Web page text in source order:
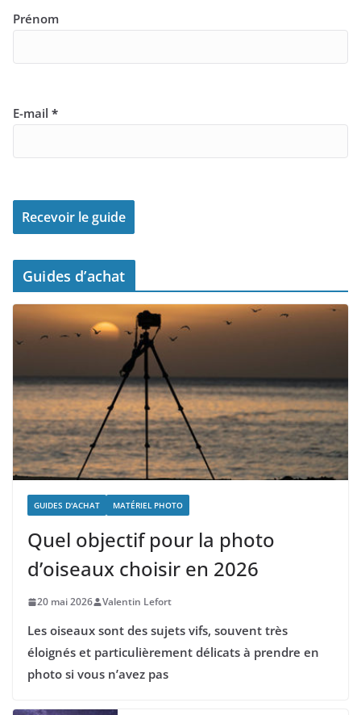
Prénom
E-mail *
Guides d’achat
GUIDES D'ACHAT MATÉRIEL PHOTO
Quel objectif pour la photo
d’oiseaux choisir en 2026
20 mai 2026 Valentin Lefort
Les oiseaux sont des sujets vifs, souvent très
éloignés et particulièrement délicats à prendre en
photo si vous n’avez pas